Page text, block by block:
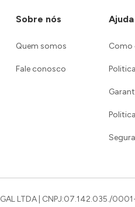
Sobre nós
Quem somos
Fale conosco
Como
LTDA | CNPJ:07.142.035./